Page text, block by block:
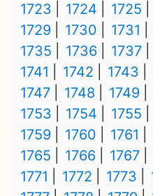
1723
1724 1725
1729
1730 1731
1735
1736 1737
1741
1742 1743
1747
1748 1749
1753
1754 1755
1759
1760 1761
1765
1766 1767
1771
1772 1773